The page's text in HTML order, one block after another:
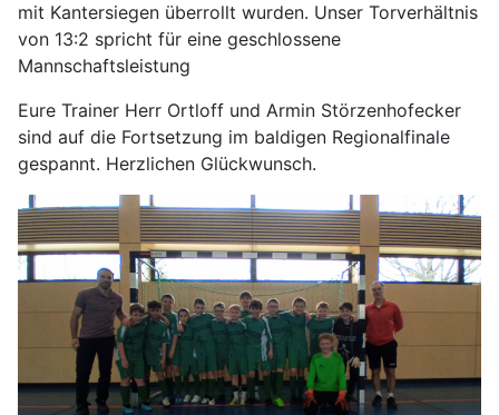
mit Kantersiegen überrollt wurden. Unser Torverhältnis
von 13:2 spricht für eine geschlossene
Mannschaftsleistung
Eure Trainer Herr Ortloff und Armin Störzenhofecker
sind auf die Fortsetzung im baldigen Regionalfinale
gespannt. Herzlichen Glückwunsch.